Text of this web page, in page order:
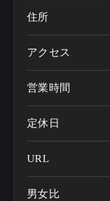
住所
アクセス
営業時間
定休日
URL
男女比